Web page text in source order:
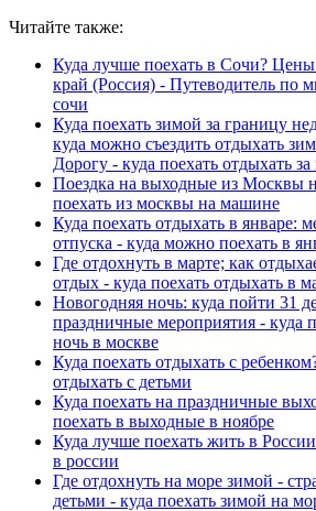
Читайте также:
Куда лучше поехать в Сочи?
край (Россия) - Путеводитель по
сочи
Куда поехать зимой за границу
куда можно съездить отдыхать
Дорогу - куда поехать отдыхать
Поездка на выходные из Москвы
поехать из москвы на машине
Куда поехать отдыхать в январе:
отпуска - куда можно поехать в
Где отдохнуть в марте; как
отдых - куда поехать отдыхать в
Новогодняя ночь: куда пойти 31
праздничные мероприятия - куда
ночь в москве
Куда поехать отдыхать с
отдыхать с детьми
Куда поехать на праздничные
поехать в выходные в ноябре
Куда лучше поехать жить в
в россии
Где отдохнуть на море зимой -
детьми - куда поехать зимой на